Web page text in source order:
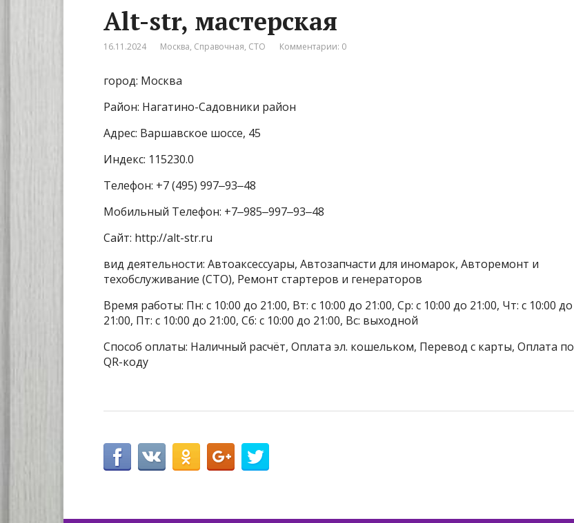
Alt-str, мастерская
16.11.2024 Москва, Справочная, СТО Комментарии: 0
город: Москва
Район: Нагатино-Садовники район
Адрес: Варшавское шоссе, 45
Индекс: 115230.0
Телефон: +7 (495) 997‒93‒48
Мобильный Телефон: +7‒985‒997‒93‒48
Сайт: http://alt-str.ru
вид деятельности: Автоаксессуары, Автозапчасти для иномарок, Авторемонт и
техобслуживание (СТО), Ремонт стартеров и генераторов
Время работы: Пн: с 10:00 до 21:00, Вт: с 10:00 до 21:00, Ср: с 10:00 до 21:00, Чт: с 10:00 до
21:00, Пт: с 10:00 до 21:00, Сб: с 10:00 до 21:00, Вс: выходной
Способ оплаты: Наличный расчёт, Оплата эл. кошельком, Перевод с карты, Оплата по
QR-коду